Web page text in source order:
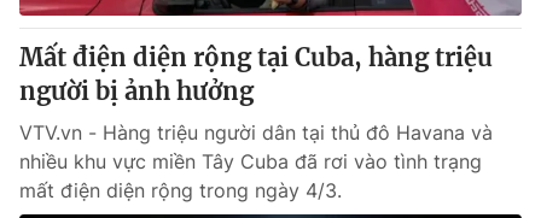
Mất điện diện rộng tại Cuba, hàng triệu
người bị ảnh hưởng
VTV.vn - Hàng triệu người dân tại thủ đô Havana và
nhiều khu vực miền Tây Cuba đã rơi vào tình trạng
mất điện diện rộng trong ngày 4/3.